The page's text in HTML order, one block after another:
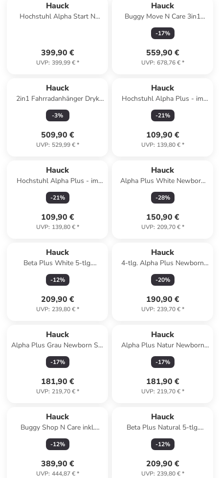
Hauck
Hochstuhl Alpha Start N
399,90 €
UVP: 399,99 €*
Hauck
Buggy Move N Care 3in1
Travel Set in gray
-17%
559,90 €
UVP: 678,76 €*
Hauck
2in1 Fahrradanhänger Dryk
Duo Plus für 2 in
schwarz,grau
-3%
509,90 €
UVP: 529,99 €*
Hauck
Hochstuhl Alpha Plus - im
Sparset in white
-21%
109,90 €
UVP: 139,80 €*
Hauck
Hochstuhl Alpha Plus - im
Sparset in gray,white
-21%
109,90 €
UVP: 139,80 €*
Hauck
Alpha Plus White Newborn
Set - 4-tlg. in weiss,grau
-28%
150,90 €
UVP: 209,70 €*
Hauck
Beta Plus White 5-tlg.
Newborn Set in braun
-12%
209,90 €
UVP: 239,80 €*
Hauck
4-tlg. Alpha Plus Newborn
Set in weiss,grau
-20%
190,90 €
UVP: 239,70 €*
Hauck
Alpha Plus Grau Newborn Set
Deluxe in grau
-17%
181,90 €
UVP: 219,70 €*
Hauck
Alpha Plus Natur Newborn
Set Deluxe in beige
-17%
181,90 €
UVP: 219,70 €*
Hauck
Buggy Shop N Care inkl.
Reboarder Pearl in
grau,schwarz
-12%
389,90 €
UVP: 444,87 €*
Hauck
Beta Plus Natural 5-tlg.
Newborn Set in beige,grau
-12%
209,90 €
UVP: 239,80 €*